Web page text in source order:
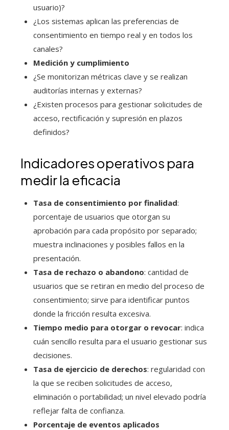
usuario)?
¿Los sistemas aplican las preferencias de
consentimiento en tiempo real y en todos los
canales?
Medición y cumplimiento
¿Se monitorizan métricas clave y se realizan
auditorías internas y externas?
¿Existen procesos para gestionar solicitudes de
acceso, rectificación y supresión en plazos
definidos?
Indicadores operativos para
medir la eficacia
Tasa de consentimiento por finalidad:
porcentaje de usuarios que otorgan su
aprobación para cada propósito por separado;
muestra inclinaciones y posibles fallos en la
presentación.
Tasa de rechazo o abandono: cantidad de
usuarios que se retiran en medio del proceso de
consentimiento; sirve para identificar puntos
donde la fricción resulta excesiva.
Tiempo medio para otorgar o revocar: indica
cuán sencillo resulta para el usuario gestionar sus
decisiones.
Tasa de ejercicio de derechos: regularidad con
la que se reciben solicitudes de acceso,
eliminación o portabilidad; un nivel elevado podría
reflejar falta de confianza.
Porcentaje de eventos aplicados